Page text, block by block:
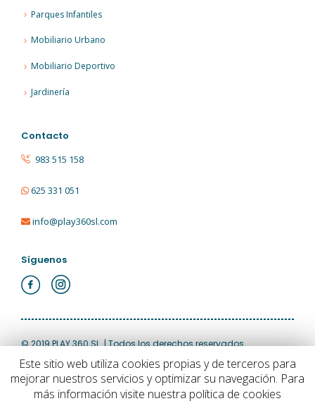
Parques Infantiles
Mobiliario Urbano
Mobiliario Deportivo
Jardinería
Contacto
983 515 158
625 331 051
info@play360sl.com
Síguenos
© 2019 PLAY 360 SL. | Todos los derechos reservados
Aviso Legal| Política de Privacidad |Política de Cookies
Este sitio web utiliza cookies propias y de terceros para
mejorar nuestros servicios y optimizar su navegación. Para
más información visite nuestra política de cookies